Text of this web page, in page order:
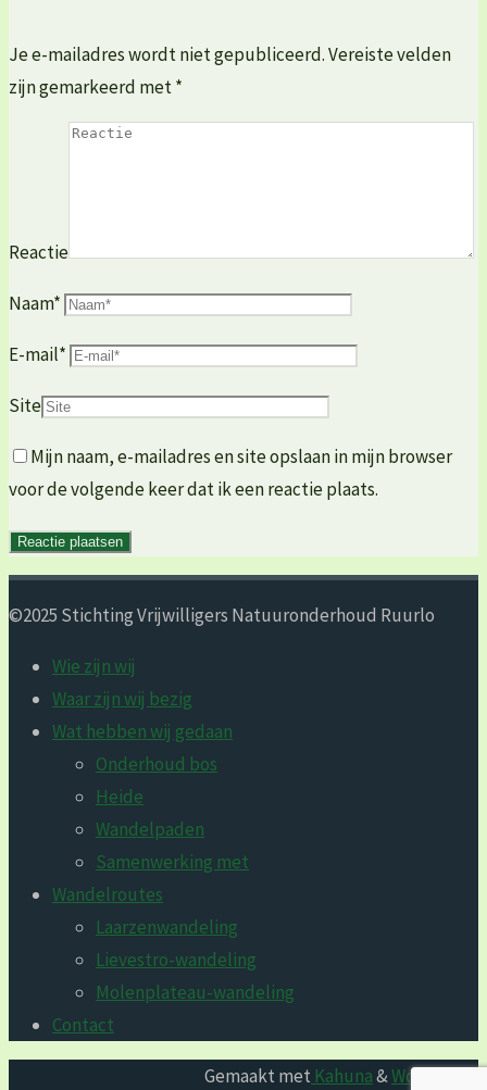
Je e-mailadres wordt niet gepubliceerd.Vereiste velden
zijn gemarkeerd met*
Reactie
Naam*
E-mail*
Site
Mijn naam, e-mailadres en site opslaan in mijn browser
voor de volgende keer dat ik een reactie plaats.
©2025 Stichting Vrijwilligers Natuur­onderhoud Ruurlo
Wie zijn wij
Waar zijn wij bezig
Wat hebben wij gedaan
Onderhoud bos
Heide
Wandelpaden
Samenwerking met
Wandelroutes
Laarzenwandeling
Lievestro-wandeling
Molenplateau-wandeling
Contact
Gemaakt met Kahuna&WordPress